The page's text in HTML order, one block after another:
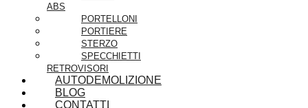
ABS
PORTELLONI
PORTIERE
STERZO
SPECCHIETTI
RETROVISORI
AUTODEMOLIZIONE
BLOG
CONTATTI